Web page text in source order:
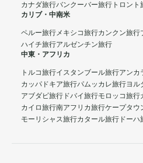
カナダ旅行バンクーバー旅行 トロント
カリブ・中南米
ペルー旅行メキシコ旅行カンクン旅行
ハイチ旅行アルゼンチン旅行
中東・アフリカ
トルコ旅行イスタンブール旅行アンカ
カッパドキア旅行パムッカレ旅行ヨル
アブダビ旅行 ドバイ旅行モロッコ旅行
カイロ旅行南アフリカ旅行ケープタウ
モーリシャス旅行カタール旅行 ドーハ